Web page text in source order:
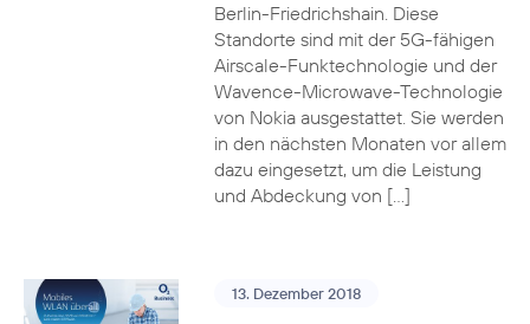
Berlin-Friedrichshain. Diese
Standorte sind mit der 5G-fähigen
Airscale-Funktechnologie und der
Wavence-Microwave-Technologie
von Nokia ausgestattet. Sie werden
in den nächsten Monaten vor allem
dazu eingesetzt, um die Leistung
und Abdeckung von […]
13. Dezember 2018